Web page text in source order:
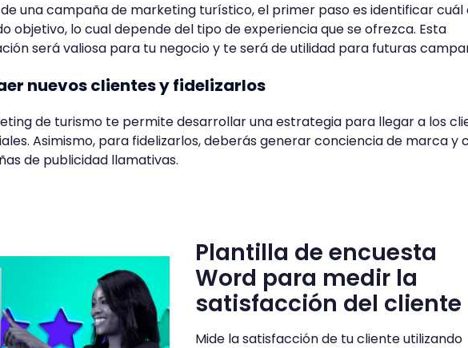
una campaña de marketing turístico, el primer paso es identificar cuál
objetivo, lo cual depende del tipo de experiencia que se ofrezca. Esta
será valiosa para tu negocio y te será de utilidad para futuras
nuevos clientes y fidelizarlos
de turismo te permite desarrollar una estrategia para llegar a los
Asimismo, para fidelizarlos, deberás generar conciencia de marca y
de publicidad llamativas.
Plantilla de encuesta
Word para medir la
satisfacción del cliente
Mide la satisfacción de tu cliente utilizando